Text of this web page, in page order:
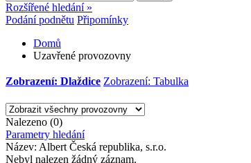
Rozšířené hledání »
Podání podnětu Připomínky
Domů
Uzavřené provozovny
Zobrazení: Dlaždice Zobrazení: Tabulka
Nalezeno (0)
Parametry hledání
Název: Albert Česká republika, s.r.o.
Nebyl nalezen žádný záznam.